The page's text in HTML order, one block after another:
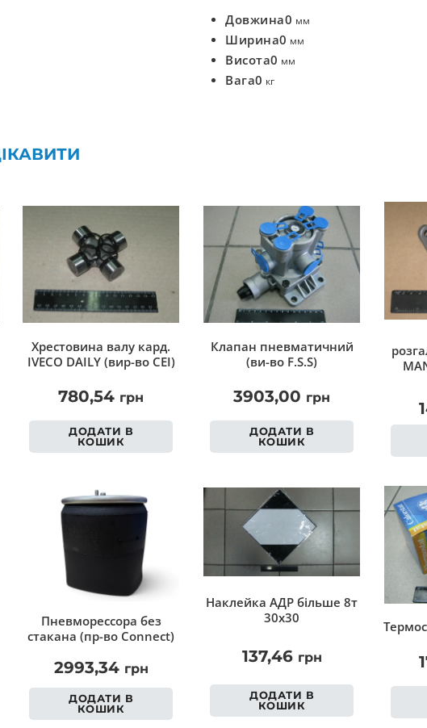
Довжина0 мм
Ширина0 мм
Висота0 мм
Вага0 кг
Хрестовина валу кард.
IVECO DAILY (вир-во CEI)
780,54 грн
ДОДАТИ В
КОШИК
Клапан пневматичний
(ви-во F.S.S)
3903,00 грн
ДОДАТИ В
КОШИК
Пневморессора без
стакана (пр-во Connect)
2993,34 грн
ДОДАТИ В
КОШИК
Наклейка АДР більше 8т
30х30
137,46 грн
ДОДАТИ В
КОШИК